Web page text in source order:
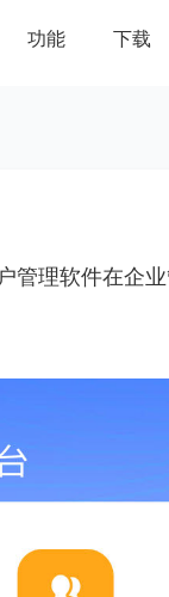
功能 下载
理软件在企